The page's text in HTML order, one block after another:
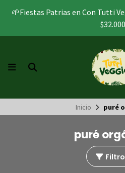
🌱Fiestas Patrias en Con Tutti
$32.000
Inicio puré
puré